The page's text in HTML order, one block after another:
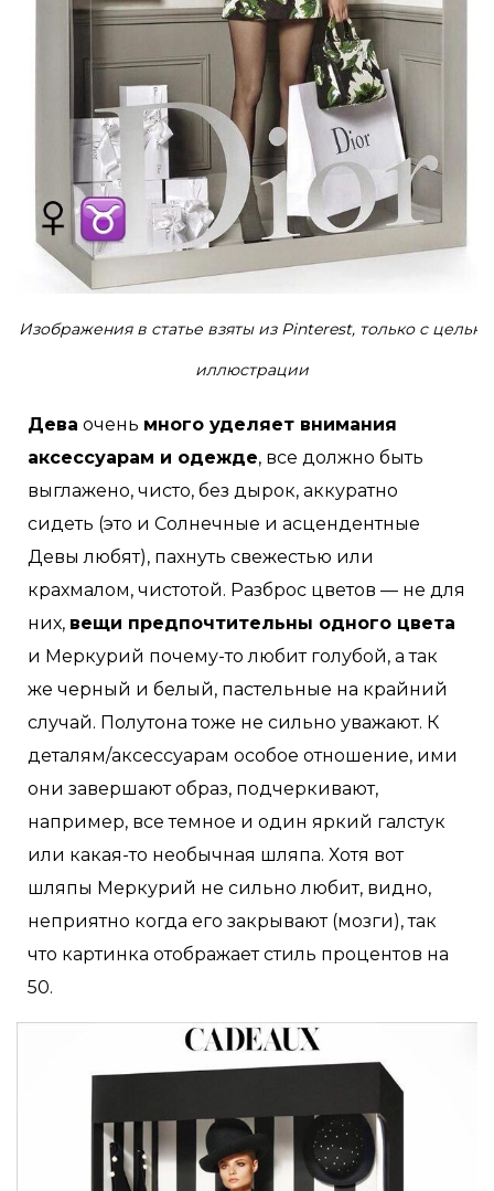
Изображения в статье взяты из Pinterest, только с целью
иллюстрации
Дева очень много уделяет внимания
аксессуарам и одежде, все должно быть
выглажено, чисто, без дырок, аккуратно
сидеть (это и Солнечные и асцендентные
Девы любят), пахнуть свежестью или
крахмалом, чистотой. Разброс цветов — не для
них, вещи предпочтительны одного цвета
и Меркурий почему-то любит голубой, а так
же черный и белый, пастельные на крайний
случай. Полутона тоже не сильно уважают. К
деталям/аксессуарам особое отношение, ими
они завершают образ, подчеркивают,
например, все темное и один яркий галстук
или какая-то необычная шляпа. Хотя вот
шляпы Меркурий не сильно любит, видно,
неприятно когда его закрывают (мозги), так
что картинка отображает стиль процентов на
50.